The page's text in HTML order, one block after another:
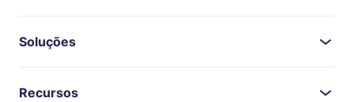
Soluções
Recursos